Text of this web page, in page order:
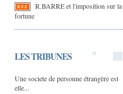
R.BARRE et l'imposition sur la
fortune
LES TRIBUNES
Une societe de personne étrangère est
elle...